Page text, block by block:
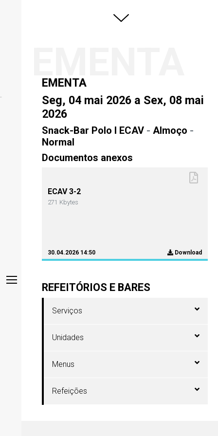
EMENTA
Seg, 04 mai 2026 a Sex, 08 mai
2026
Snack-Bar Polo I ECAV - Almoço -
Normal
Documentos anexos
ECAV 3-2
271 Kbytes
30.04.2026 14:50 Download
REFEITÓRIOS E BARES
Serviços
Unidades
Menus
Refeições